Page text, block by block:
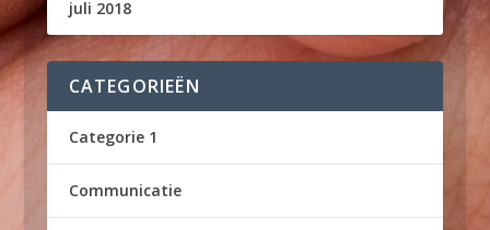
juli 2018
CATEGORIEËN
Categorie 1
Communicatie